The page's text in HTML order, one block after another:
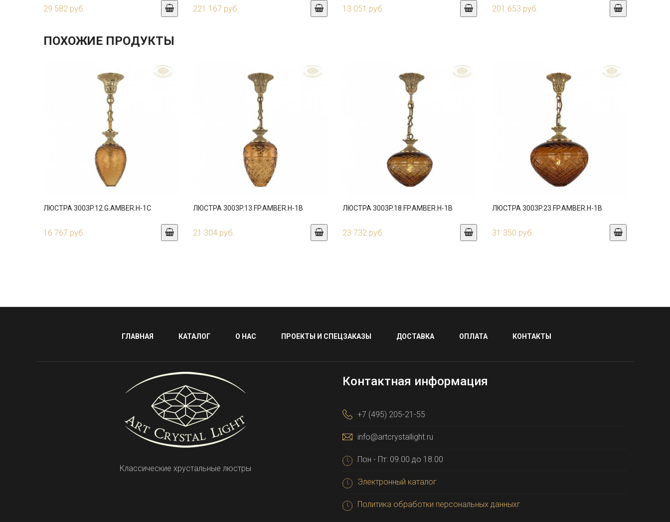
29 582 руб. 221 167 руб. 13 051 руб. 201 653 руб.
ПОХОЖИЕ ПРОДУКТЫ
ЛЮСТРА 3003P.12.G.AMBER.H-1C
16 767 руб.
ЛЮСТРА 3003P.13.FP.AMBER.H-1B
21 304 руб.
ЛЮСТРА 3003P.18.FP.AMBER.H-1B
23 732 руб.
ЛЮСТРА 3003P.23.FP.AMBER.H-1B
31 350 руб.
ГЛАВНАЯ КАТАЛОГ О НАС ПРОЕКТЫ И СПЕЦЗАКАЗЫ ДОСТАВКА ОПЛАТА КОНТАКТЫ
Классические хрустальные люстры
Контактная информация
+7 (495) 205-21-55
info@artcrystallight.ru
Пон - Пт: 09.00 до 18.00
Электронный каталог
Политика обработки персональных данныхг